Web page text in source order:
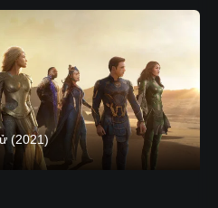
(2021)